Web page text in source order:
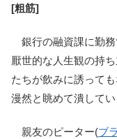
[粗筋]
銀行の融資課に勤
厭世的な人生観の持
たちが飲みに誘って
漫然と眺めて潰してい
親友のピーター(ブ